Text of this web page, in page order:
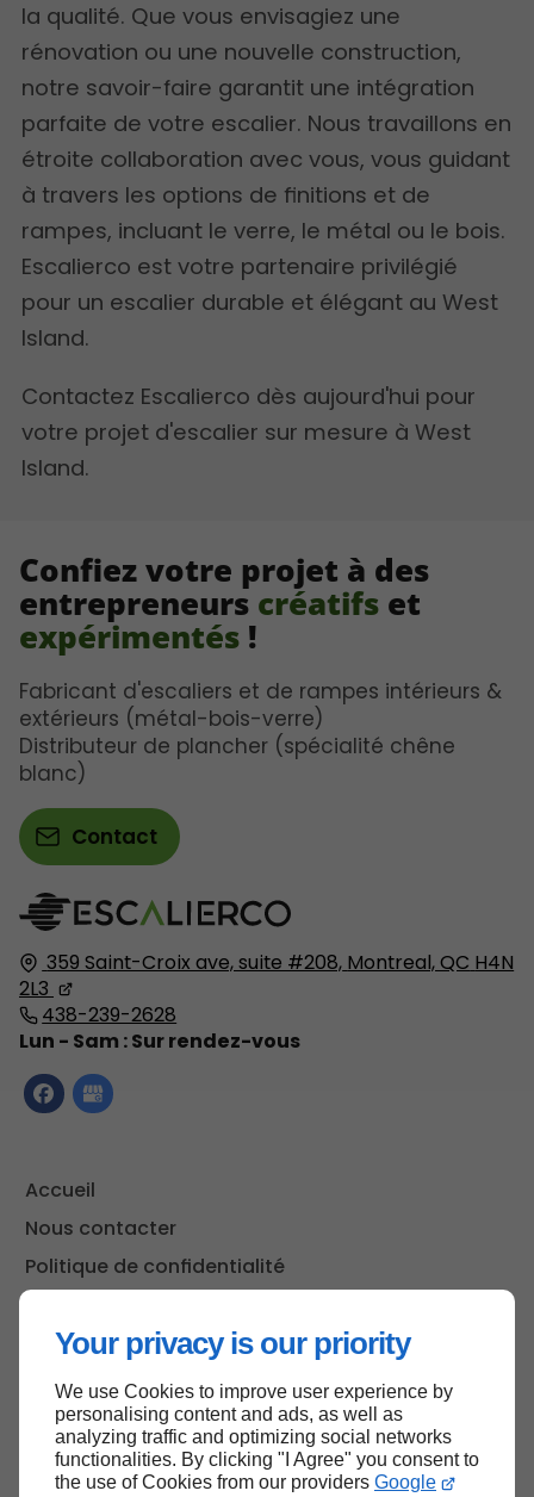
Your privacy is our priority
We use Cookies to improve user experience by
personalising content and ads, as well as
analyzing traffic and optimizing social networks
functionalities. By clicking "I Agree" you consent to
the use of Cookies from our providers Google
la qualité. Que vous envisagiez une
rénovation ou une nouvelle construction,
notre savoir-faire garantit une intégration
parfaite de votre escalier. Nous travaillons en
étroite collaboration avec vous, vous guidant
à travers les options de finitions et de
rampes, incluant le verre, le métal ou le bois.
Escalierco est votre partenaire privilégié
pour un escalier durable et élégant au West
Island.
Contactez Escalierco dès aujourd'hui pour
votre projet d'escalier sur mesure à West
Island.
359 Saint-Croix ave, suite #208, Montreal, QC H4N
2L3
438-239-2628
Lun - Sam : Sur rendez-vous
Accueil
Nous contacter
Politique de confidentialité
Confiez votre projet à des
entrepreneurs créatifs et
expérimentés !
Fabricant d'escaliers et de rampes intérieurs &
extérieurs (métal-bois-verre)
Distributeur de plancher (spécialité chêne
blanc)
Contact
Haut de page